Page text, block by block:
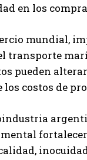
en los
mundial,
transporte
pueden
costos de